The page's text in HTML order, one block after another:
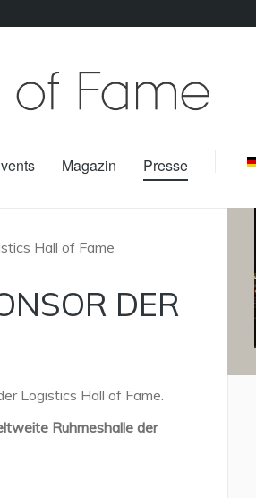
Magazin Presse
Hall of Fame
DER
Logistics Hall of Fame.
Ruhmeshalle der